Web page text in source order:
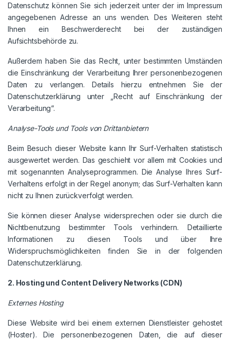
Datenschutz können Sie sich jederzeit unter der im Impressum
angegebenen Adresse an uns wenden. Des Weiteren steht
Ihnen ein Beschwerderecht bei der zuständigen
Aufsichtsbehörde zu.
Außerdem haben Sie das Recht, unter bestimmten Umständen
die Einschränkung der Verarbeitung Ihrer personenbezogenen
Daten zu verlangen. Details hierzu entnehmen Sie der
Datenschutzerklärung unter „Recht auf Einschränkung der
Verarbeitung“.
Analyse-Tools und Tools von Drittanbietern
Beim Besuch dieser Website kann Ihr Surf-Verhalten statistisch
ausgewertet werden. Das geschieht vor allem mit Cookies und
mit sogenannten Analyseprogrammen. Die Analyse Ihres Surf-
Verhaltens erfolgt in der Regel anonym; das Surf-Verhalten kann
nicht zu Ihnen zurückverfolgt werden.
Sie können dieser Analyse widersprechen oder sie durch die
Nichtbenutzung bestimmter Tools verhindern. Detaillierte
Informationen zu diesen Tools und über Ihre
Widerspruchsmöglichkeiten finden Sie in der folgenden
Datenschutzerklärung.
2. Hosting und Content Delivery Networks (CDN)
Externes Hosting
Diese Website wird bei einem externen Dienstleister gehostet
(Hoster). Die personenbezogenen Daten, die auf dieser